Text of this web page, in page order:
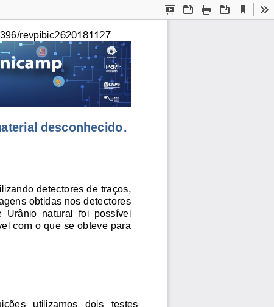
Presentation
OpenPrint Download
Current
View
revpibic2620181127
desconhecido.
detectores de traços,
obtidas nos detectores
Urânio  natural foi  possível
com o que se obteve para
utilizamos   dois   testes